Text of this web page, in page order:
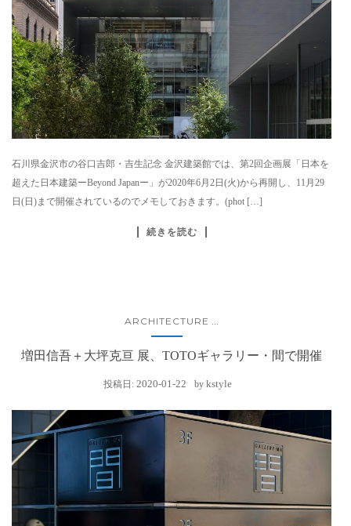
石川県金沢市の谷口吉郎・吉生記念 金沢建築館では、第2回企画展「日本を
超えた日本建築ーBeyond Japanー」が2020年6月2日(火)から再開し、11月29
日(日)まで開催されているのでメモしておきます。(phot […]
続きを読む
ARCHITECTURE
増田信吾＋大坪克亘 展、TOTOギャラリー・間で開催
投稿日: 2020-01-22 by kstyle